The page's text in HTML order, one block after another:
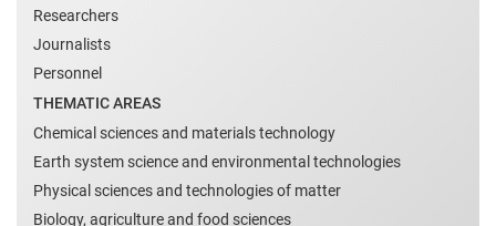
Researchers
Journalists
Personnel
THEMATIC AREAS
Chemical sciences and materials technology
Earth system science and environmental technologies
Physical sciences and technologies of matter
Biology, agriculture and food sciences